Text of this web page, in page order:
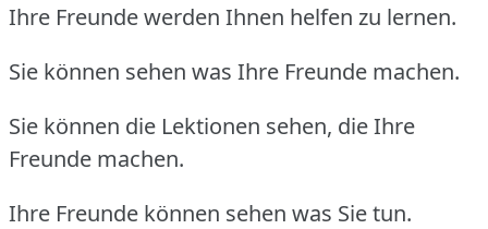
Ihre Freunde werden Ihnen helfen zu lernen.
Sie können sehen was Ihre Freunde machen.
Sie können die Lektionen sehen, die Ihre
Freunde machen.
Ihre Freunde können sehen was Sie tun.